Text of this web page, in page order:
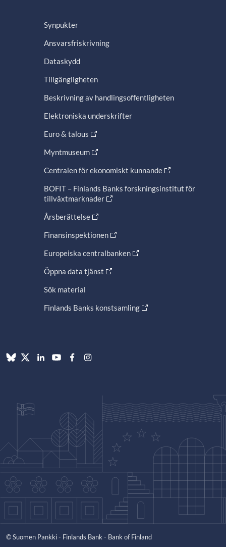
Synpukter
Ansvarsfriskrivning
Dataskydd
Tillgängligheten
Beskrivning av handlingsoffentligheten
Elektroniska underskrifter
Euro & talous
Myntmuseum
Centralen för ekonomiskt kunnande
BOFIT – Finlands Banks forskningsinstitut för
tillväxtmarknader
Årsberättelse
Finansinspektionen
Europeiska centralbanken
Öppna data tjänst
Sök material
Finlands Banks konstsamling
© Suomen Pankki - Finlands Bank - Bank of Finland